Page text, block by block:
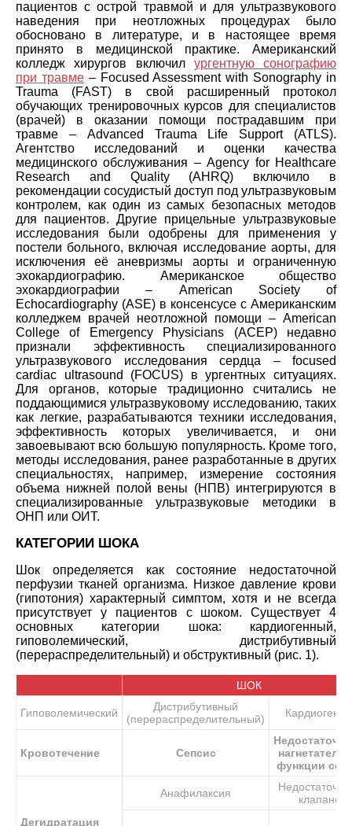
пациентов с острой травмой и для ультразвукового
наведения при неотложных процедурах было
обосновано в литературе, и в настоящее время
принято в медицинской практике. Американский
колледж хирургов включил ургентную сонографию
при травме– Focused Assessment with Sonography in
Trauma (FAST) в свой расширенный протокол
обучающих тренировочных курсов для специалистов
(врачей) в оказании помощи пострадавшим при
травме – Advanced Trauma Life Support (ATLS).
Агентство исследований и оценки качества
медицинского обслуживания – Agency for Healthcare
Research and Quality (AHRQ) включило в
рекомендации сосудистый доступ под ультразвуковым
контролем, как один из самых безопасных методов
для пациентов. Другие прицельные ультразвуковые
исследования были одобрены для применения у
постели больного, включая исследование аорты, для
исключения её аневризмы аорты и ограниченную
эхокардиографию. Американское общество
эхокардиографии – American Society of
Echocardiography (ASE) в консенсусе с Американским
колледжем врачей неотложной помощи – American
College of Emergency Physicians (ACEP) недавно
признали эффективность специализированного
ультразвукового исследования сердца – focused
cardiac ultrasound (FOCUS) в ургентных ситуациях.
Для органов, которые традиционно считались не
поддающимися ультразвуковому исследованию, таких
как легкие, разрабатываются техники исследования,
эффективность которых увеличивается, и они
завоевывают всю большую популярность. Кроме того,
методы исследования, ранее разработанные в других
специальностях, например, измерение состояния
объема нижней полой вены (НПВ) интегрируются в
специализированные ультразвуковые методики в
ОНП или ОИТ.
КАТЕГОРИИ ШОКА
Шок определяется как состояние недостаточной
перфузии тканей организма. Низкое давление крови
(гипотония) характерный симптом, хотя и не всегда
присутствует у пациентов с шоком. Существует 4
основных категории шока: кардиогенный,
гиповолемический, дистрибутивный
(перераспределительный) и обструктивный (рис. 1).
ШОК
Гиповолемический
Дистрибутивный
(перераспределительный)
Кровотечение Сепсис
функции
Дегидратация
Анафилаксия
клапанов